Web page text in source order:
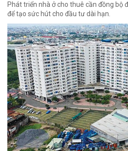
Phát triển nhà ở cho thuê cần đồng bộ
để tạo sức hút cho đầu tư dài hạn.